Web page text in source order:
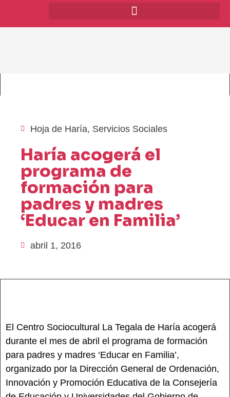
Hoja de Haría, Servicios Sociales
Haría acogerá el
programa de
formación para
padres y madres
‘Educar en Familia’
abril 1, 2016
El Centro Sociocultural La Tegala de Haría acogerá
durante el mes de abril el programa de formación
para padres y madres ‘Educar en Familia’,
organizado por la Dirección General de Ordenación,
Innovación y Promoción Educativa de la Consejería